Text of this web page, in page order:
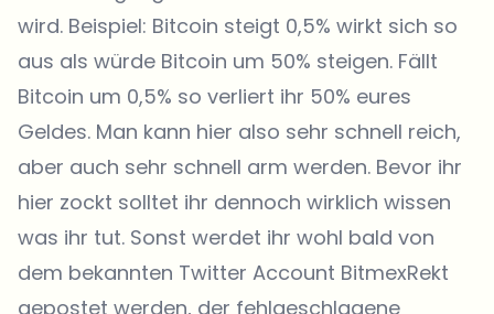
wird. Beispiel: Bitcoin steigt 0,5% wirkt sich so
aus als würde Bitcoin um 50% steigen. Fällt
Bitcoin um 0,5% so verliert ihr 50% eures
Geldes. Man kann hier also sehr schnell reich,
aber auch sehr schnell arm werden. Bevor ihr
hier zockt solltet ihr dennoch wirklich wissen
was ihr tut. Sonst werdet ihr wohl bald von
dem bekannten Twitter Account BitmexRekt
gepostet werden, der fehlgeschlagene